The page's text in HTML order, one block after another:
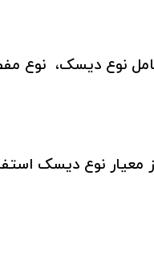
نوع دیسک، نوع
نوع دیسک